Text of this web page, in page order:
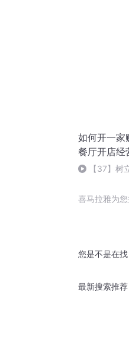
如何开一
餐厅开店经
【37】树
喜马拉雅为
您是不是在找
最新搜索推荐